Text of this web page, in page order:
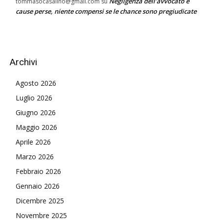
cause perse, niente compensi se le chance sono pregiudicate
Archivi
Agosto 2026
Luglio 2026
Giugno 2026
Maggio 2026
Aprile 2026
Marzo 2026
Febbraio 2026
Gennaio 2026
Dicembre 2025
Novembre 2025